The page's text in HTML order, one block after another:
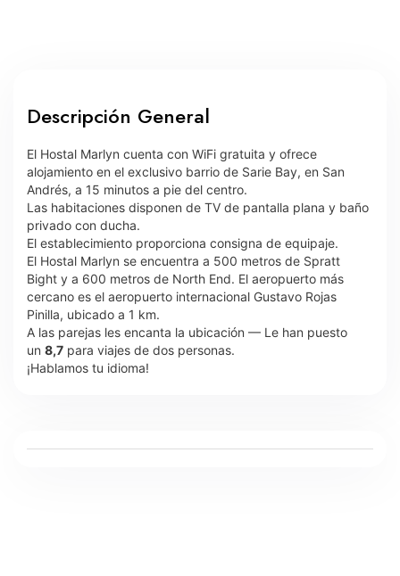
WhatsApp Llamar
Descripción General
El Hostal Marlyn cuenta con WiFi gratuita y ofrece
alojamiento en el exclusivo barrio de Sarie Bay, en San
Andrés, a 15 minutos a pie del centro.
Las habitaciones disponen de TV de pantalla plana y baño
privado con ducha.
El establecimiento proporciona consigna de equipaje.
El Hostal Marlyn se encuentra a 500 metros de Spratt
Bight y a 600 metros de North End. El aeropuerto más
cercano es el aeropuerto internacional Gustavo Rojas
Pinilla, ubicado a 1 km.
A las parejas les encanta la ubicación — Le han puesto
un 8,7 para viajes de dos personas.
¡Hablamos tu idioma!